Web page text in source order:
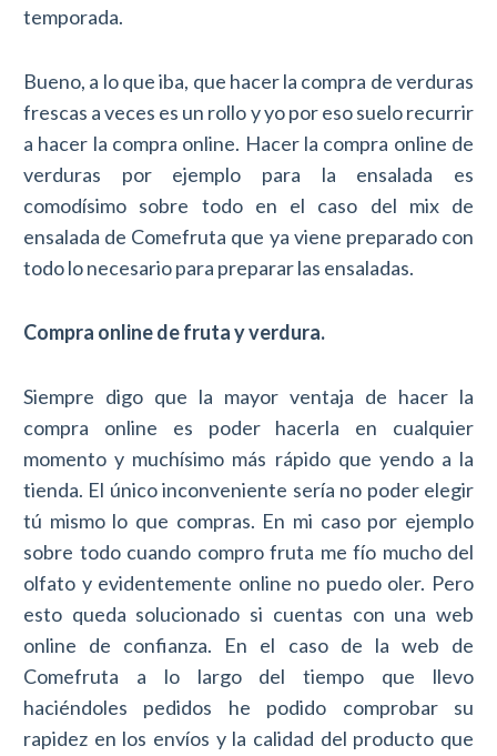
temporada.
Bueno, a lo que iba, que hacer la compra de verduras
frescas a veces es un rollo y yo por eso suelo recurrir
a hacer la compra online. Hacer la compra online de
verduras por ejemplo para la ensalada es
comodísimo sobre todo en el caso del mix de
ensalada de Comefruta que ya viene preparado con
todo lo necesario para preparar las ensaladas.
Compra online de fruta y verdura.
Siempre digo que la mayor ventaja de hacer la
compra online es poder hacerla en cualquier
momento y muchísimo más rápido que yendo a la
tienda. El único inconveniente sería no poder elegir
tú mismo lo que compras. En mi caso por ejemplo
sobre todo cuando compro fruta me fío mucho del
olfato y evidentemente online no puedo oler. Pero
esto queda solucionado si cuentas con una web
online de confianza. En el caso de la web de
Comefruta a lo largo del tiempo que llevo
haciéndoles pedidos he podido comprobar su
rapidez en los envíos y la calidad del producto que